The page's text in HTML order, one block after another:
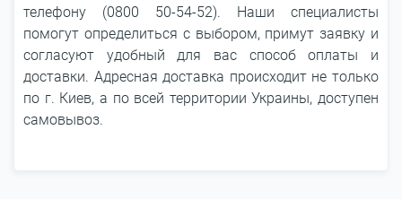
телефону (0800 50-54-52). Наши специалисты
помогут определиться с выбором, примут заявку и
согласуют удобный для вас способ оплаты и
доставки. Адресная доставка происходит не только
по г. Киев, а по всей территории Украины, доступен
самовывоз.